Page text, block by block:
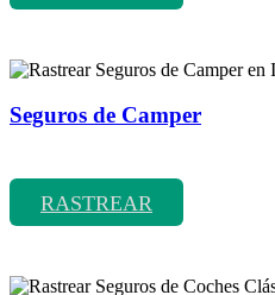
Seguros de Camper
RASTREAR